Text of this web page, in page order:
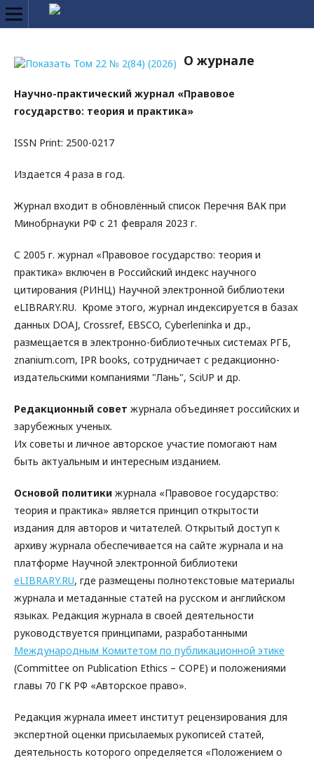
О журнале
Научно-практический журнал «Правовое
государство: теория и практика»
ISSN Print: 2500-0217
Издается 4 раза в год.
Журнал входит в обновлённый список Перечня ВАК при
Минобрнауки РФ с 21 февраля 2023 г.
С 2005 г. журнал «Правовое государство: теория и
практика» включен в Российский индекс научного
цитирования (РИНЦ) Научной электронной библиотеки
eLIBRARY.RU. Кроме этого, журнал индексируется в базах
данных DOAJ, Crossref, EBSCO, Cyberleninka и др.,
размещается в электронно-библиотечных системах РГБ,
znanium.com, IPR books, сотрудничает с редакционно-
издательскими компаниями "Лань", SciUP и др.
Редакционный совет журнала объединяет российских и
зарубежных ученых.
Их советы и личное авторское участие помогают нам
быть актуальным и интересным изданием.
Основой политики журнала «Правовое государство:
теория и практика» является принцип открытости
издания для авторов и читателей. Открытый доступ к
архиву журнала обеспечивается на сайте журнала и на
платформе Научной электронной библиотеки
eLIBRARY.RU, где размещены полнотекстовые материалы
журнала и метаданные статей на русском и английском
языках. Редакция журнала в своей деятельности
руководствуется принципами, разработанными
Международным Комитетом по публикационной этике
(Committee on Publication Ethics – COPE) и положениями
главы 70 ГК РФ «Авторское право».
Редакция журнала имеет институт рецензирования для
экспертной оценки присылаемых рукописей статей,
деятельность которого определяется «Положением о